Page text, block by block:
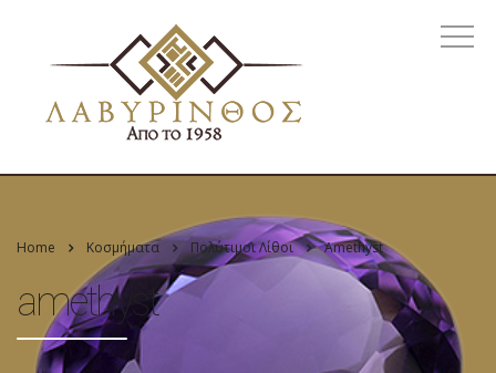
Home Κοσμήματα Πολύτιμοι Λίθοι Amethyst
amethyst